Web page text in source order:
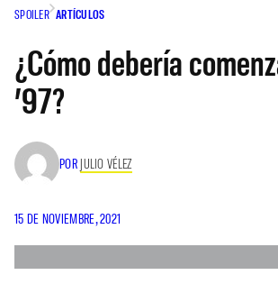
SPOILER ARTÍCULOS
¿Cómo debería
’97?
POR JULIO VÉLEZ
15 DE NOVIEMBRE, 2021